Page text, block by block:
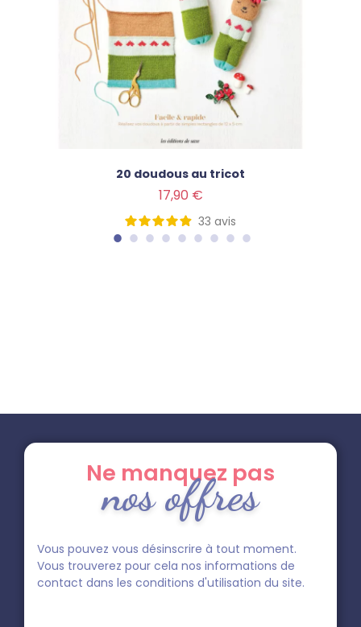
20 doudous au tricot
17,90 €
33 avis
Ne manquez pas
nos offres
Vous pouvez vous désinscrire à tout moment.
Vous trouverez pour cela nos informations de
contact dans les conditions d'utilisation du site.